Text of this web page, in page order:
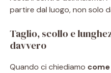
partire dal luogo, non solo
Taglio, scollo e
davvero
Quando ci chiediamo